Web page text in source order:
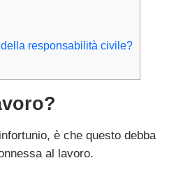
responsabilità civile?
è che questo debba
al lavoro.